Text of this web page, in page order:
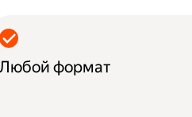
Любой формат